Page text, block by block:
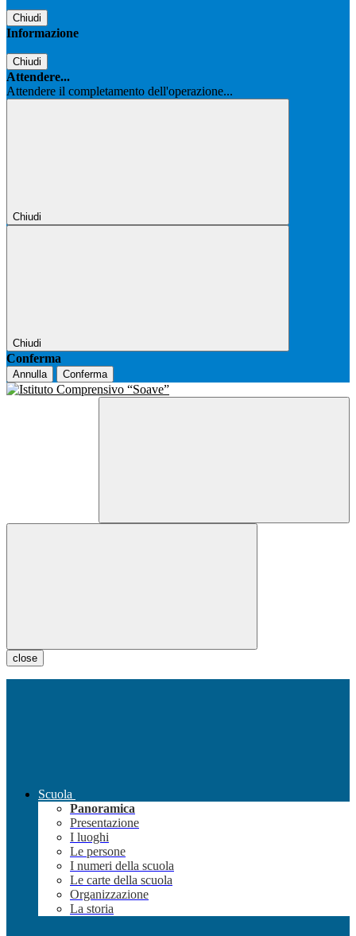
Chiudi
Informazione
Chiudi
Attendere...
Attendere il completamento dell'operazione...
Chiudi
Chiudi
Conferma
Annulla Conferma
close
Scuola
Panoramica
Presentazione
I luoghi
Le persone
I numeri della scuola
Le carte della scuola
Organizzazione
La storia